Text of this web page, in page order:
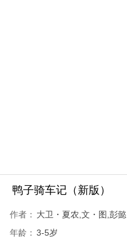
鸭子骑车记（新版）
作者： 大卫・夏农,文・图,彭懿
年龄： 3-5岁